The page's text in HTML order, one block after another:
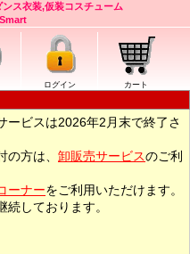
ス衣装,仮装コスチューム
ログイン カート
ービスは2026年2月末で終了さ
方は、 卸販売サービスのご利
ーナーをご利用いただけます。
しております。